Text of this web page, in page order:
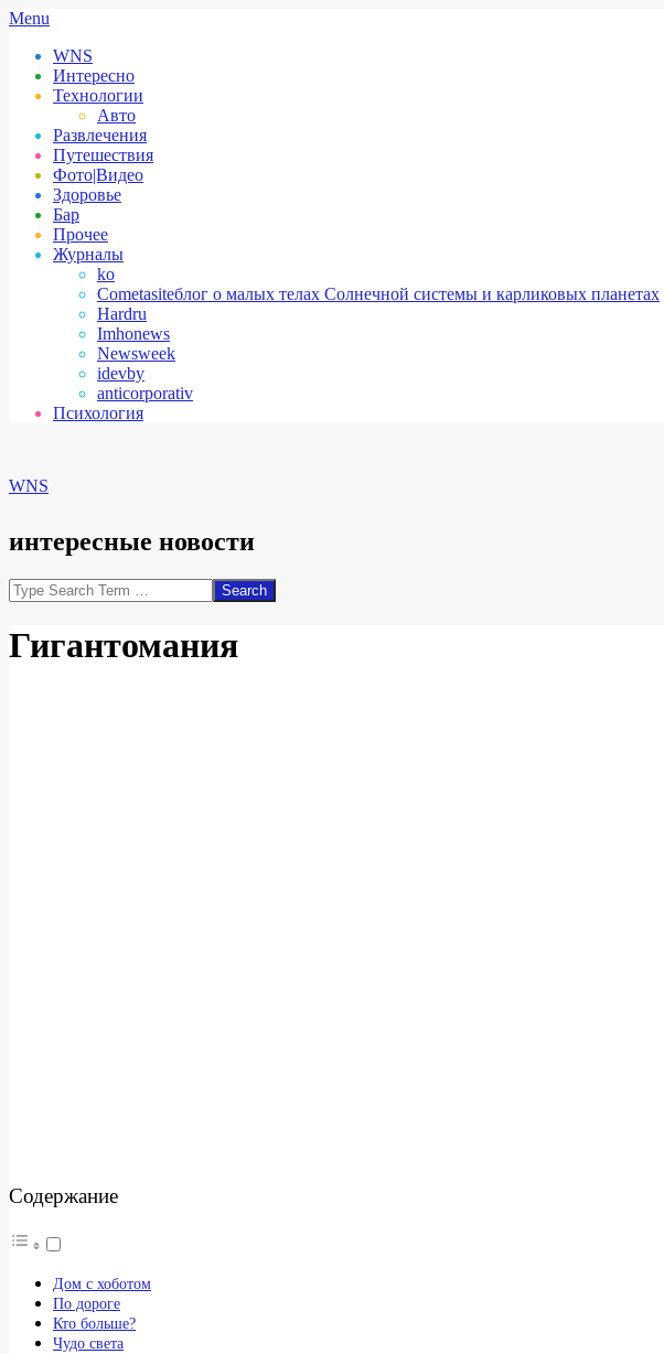
Skip
content
Secondary
Menu
Menu
WNS
Интересно
Технологии
Авто
Развлечения
Путешествия
Фото|Видео
Здоровье
Бар
Прочее
Журналы
ko
Cometasiteблог о малых телах Солнечной системы и карликовых планетах
Hardru
Imhonews
Newsweek
idevby
anticorporativ
Психология
WNS
интересные новости
Search
Гигантомания
Содержание
Дом с хоботом
По дороге
Кто больше?
Чудо света